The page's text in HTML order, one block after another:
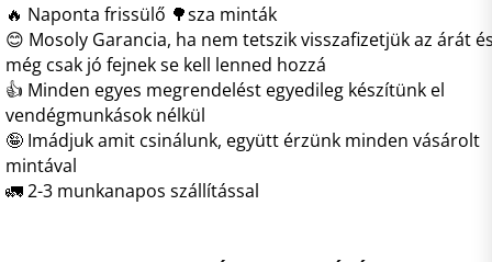
🔥 Naponta frissülő 🌳sza minták
😊 Mosoly Garancia, ha nem tetszik visszafizetjük az árát
még csak jó fejnek se kell lenned hozzá
👍 Minden egyes megrendelést egyedileg készítünk el
vendégmunkások nélkül
🤪 Imádjuk amit csinálunk, együtt érzünk minden vásárolt
mintával
🚛 2-3 munkanapos szállítással